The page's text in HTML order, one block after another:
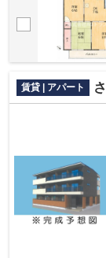
賃貸 | アパート